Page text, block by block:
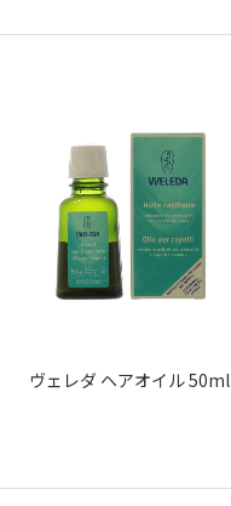
ヴェレダ ヘアオイル 50ml